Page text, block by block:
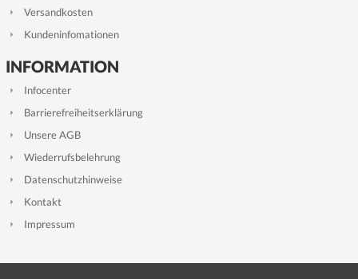
Versandkosten
Kundeninfomationen
INFORMATION
Infocenter
Barrierefreiheitserklärung
Unsere AGB
Wiederrufsbelehrung
Datenschutzhinweise
Kontakt
Impressum